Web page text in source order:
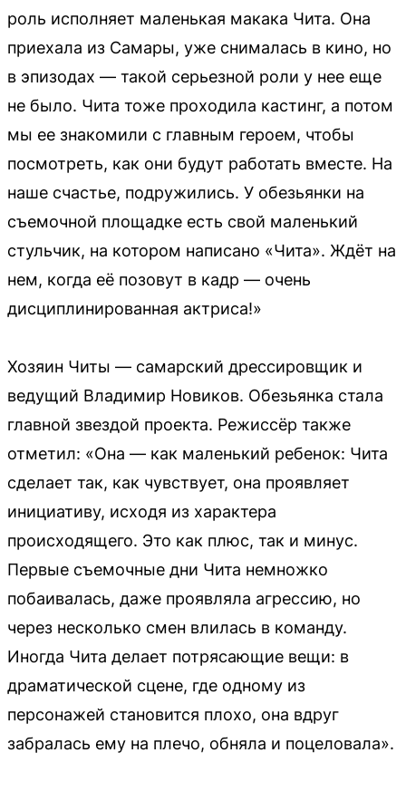
роль исполняет маленькая макака Чита. Она
приехала из Самары, уже снималась в кино, но
в эпизодах — такой серьезной роли у нее еще
не было. Чита тоже проходила кастинг, а потом
мы ее знакомили с главным героем, чтобы
посмотреть, как они будут работать вместе. На
наше счастье, подружились. У обезьянки на
съемочной площадке есть свой маленький
стульчик, на котором написано «Чита». Ждёт на
нем, когда её позовут в кадр — очень
дисциплинированная актриса!»
Хозяин Читы — самарский дрессировщик и
ведущий Владимир Новиков. Обезьянка стала
главной звездой проекта. Режиссёр также
отметил: «Она — как маленький ребенок: Чита
сделает так, как чувствует, она проявляет
инициативу, исходя из характера
происходящего. Это как плюс, так и минус.
Первые съемочные дни Чита немножко
побаивалась, даже проявляла агрессию, но
через несколько смен влилась в команду.
Иногда Чита делает потрясающие вещи: в
драматической сцене, где одному из
персонажей становится плохо, она вдруг
забралась ему на плечо, обняла и поцеловала».